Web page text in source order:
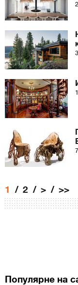
1 2 > >>
Популярне на